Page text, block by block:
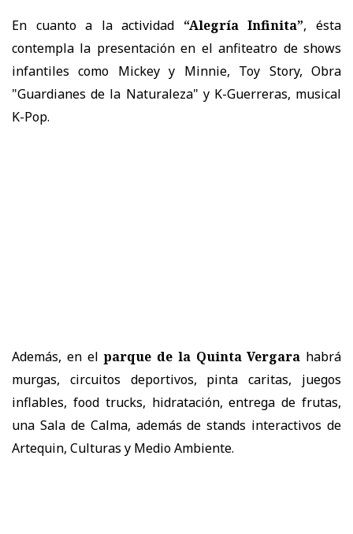
En cuanto a la actividad “Alegría Infinita”, ésta
contempla la presentación en el anfiteatro de shows
infantiles como Mickey y Minnie, Toy Story, Obra
"Guardianes de la Naturaleza" y K-Guerreras, musical
K-Pop.
Además, en el parque de la Quinta Vergara habrá
murgas, circuitos deportivos, pinta caritas, juegos
inflables, food trucks, hidratación, entrega de frutas,
una Sala de Calma, además de stands interactivos de
Artequin, Culturas y Medio Ambiente.